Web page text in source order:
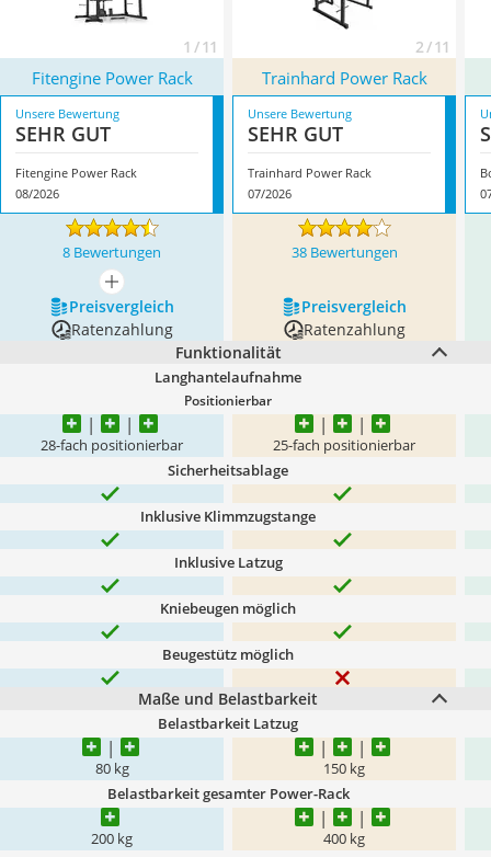
1 / 11 2 / 11
Fitengine Power Rack Trainhard Power Rack
Unsere Bewertung
SEHR GUT
Fitengine Power Rack
08/2026
Unsere Bewertung
SEHR GUT
Trainhard Power Rack
07/2026
8 Bewertungen 38 Bewertungen
mehr anzeigen
Preis­vergleich
Preis­vergleich
Ratenzahlung
Ratenzahlung
Funktionalität
Langhantelaufnahme
Positionierbar
28-fach positionierbar 25-fach positionierbar
Sicherheitsablage
Inklusive Klimmzugstange
Inklusive Latzug
Kniebeugen möglich
Beugestütz möglich
Maße und Belastbarkeit
Belastbarkeit Latzug
80 kg 150 kg
Belastbarkeit gesamter Power-Rack
200 kg 400 kg